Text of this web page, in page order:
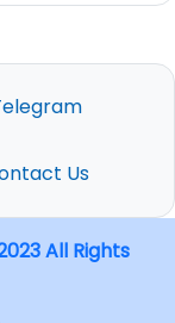
Us
All Rights